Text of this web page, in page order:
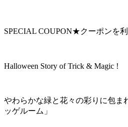
SPECIAL COUPON★クーポンを
Halloween Story of Trick & Magic !
やわらかな緑と花々の彩りに包ま
ッゲルーム」